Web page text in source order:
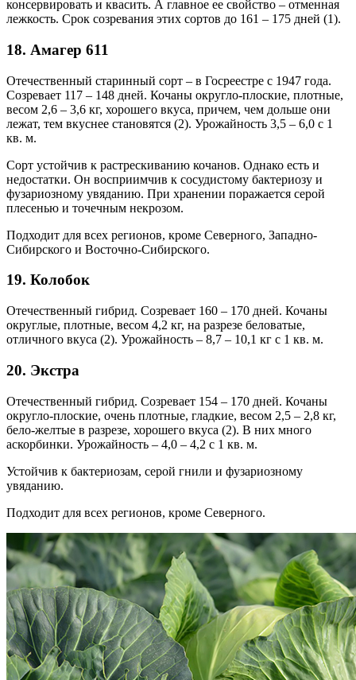
консервировать и квасить. А главное ее свойство – отменная
лежкость. Срок созревания этих сортов до 161 – 175 дней (1).
18. Амагер 611
Отечественный старинный сорт – в Госреестре с 1947 года.
Созревает 117 – 148 дней. Кочаны округло-плоские, плотные,
весом 2,6 – 3,6 кг, хорошего вкуса, причем, чем дольше они
лежат, тем вкуснее становятся (2). Урожайность 3,5 – 6,0 с 1
кв. м.
Сорт устойчив к растрескиванию кочанов. Однако есть и
недостатки. Он восприимчив к сосудистому бактериозу и
фузариозному увяданию. При хранении поражается серой
плесенью и точечным некрозом.
Подходит для всех регионов, кроме Северного, Западно-
Сибирского и Восточно-Сибирского.
19. Колобок
Отечественный гибрид. Созревает 160 – 170 дней. Кочаны
округлые, плотные, весом 4,2 кг, на разрезе беловатые,
отличного вкуса (2). Урожайность – 8,7 – 10,1 кг с 1 кв. м.
20. Экстра
Отечественный гибрид. Созревает 154 – 170 дней. Кочаны
округло-плоские, очень плотные, гладкие, весом 2,5 – 2,8 кг,
бело-желтые в разрезе, хорошего вкуса (2). В них много
аскорбинки. Урожайность – 4,0 – 4,2 с 1 кв. м.
Устойчив к бактериозам, серой гнили и фузариозному
увяданию.
Подходит для всех регионов, кроме Северного.